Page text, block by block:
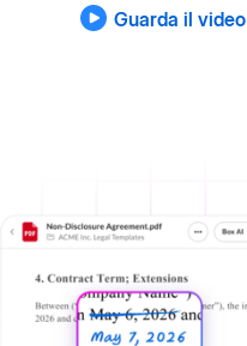
Guarda il video